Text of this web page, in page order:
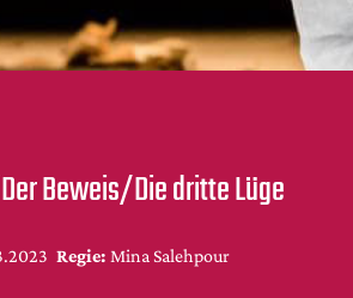
Beweis/Die dritte Lüge
Regie: Mina Salehpour